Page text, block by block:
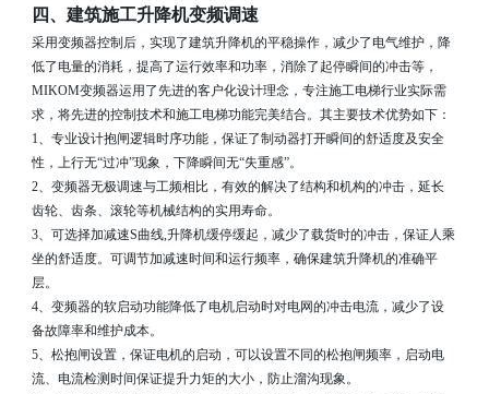
四、建筑施工升降机变频调速
采用变频器控制后，实现了建筑升降机的平稳操作，减少了电气维护，降
低了电量的消耗，提高了运行效率和功率，消除了起停瞬间的冲击等，
MIKOM变频器运用了先进的客户化设计理念，专注施工电梯行业实际需
求，将先进的控制技术和施工电梯功能完美结合。其主要技术优势如下：
1、专业设计抱闸逻辑时序功能，保证了制动器打开瞬间的舒适度及安全
性，上行无“过冲”现象，下降瞬间无“失重感”。
2、变频器无极调速与工频相比，有效的解决了结构和机构的冲击，延长
齿轮、齿条、滚轮等机械结构的实用寿命。
3、可选择加减速S曲线,升降机缓停缓起，减少了载货时的冲击，保证人乘
坐的舒适度。可调节加减速时间和运行频率，确保建筑升降机的准确平
层。
4、变频器的软启动功能降低了电机启动时对电网的冲击电流，减少了设
备故障率和维护成本。
5、松抱闸设置，保证电机的启动，可以设置不同的松抱闸频率，启动电
流、电流检测时间保证提升力矩的大小，防止溜沟现象。